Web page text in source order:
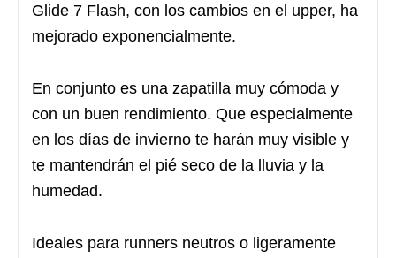
Glide 7 Flash, con los cambios en el upper, ha
mejorado exponencialmente.
En conjunto es una zapatilla muy cómoda y
con un buen rendimiento. Que especialmente
en los días de invierno te harán muy visible y
te mantendrán el pié seco de la lluvia y la
humedad.
Ideales para runners neutros o ligeramente